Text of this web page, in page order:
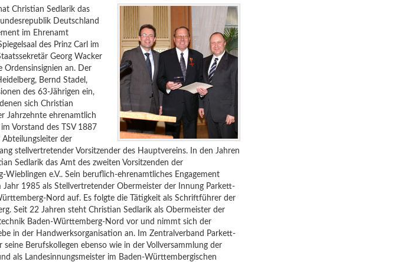
Christian Sedlarik das
Deutschland
im Ehrenamt
des Prinz Carl im
Georg Wacker
Ordensinsignien an. Der
Bernd Stadel,
des 63-Jährigen ein,
sich Christian
Jahrzehnte ehrenamtlich
Vorstand des TSV 1887
Abteilungsleiter der
stellvertretender Vorsitzender des Hauptvereins. In den Jahren
Sedlarik das Amt des zweiten Vorsitzenden der
Wieblingen e.V.. Sein beruflich-ehrenamtliches Engagement
Jahr 1985 als Stellvertretender Obermeister der Innung Parkett-
Nord auf. Es folgte die Tätigkeit als Schriftführer der
Seit 22 Jahren steht Christian Sedlarik als Obermeister der
Baden-Württemberg-Nord vor und nimmt sich der
in der Handwerksorganisation an. Im Zentralverband Parkett-
Berufskollegen ebenso wie in der Vollversammlung der
als Landesinnungsmeister im Baden-Württembergischen